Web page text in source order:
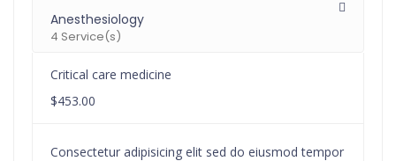
Anesthesiology
4 Service(s)
Critical care medicine
$453.00
Consectetur adipisicing elit sed do eiusmod tempor